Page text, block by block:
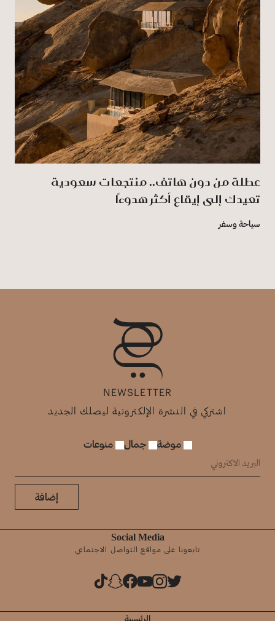
عطلة من دون هاتف.. منتجعات سعودية
تعيدك إلى إيقاع أكثر هدوءًا
سياحة وسفر
NEWSLETTER
اشتركي في النشرة الإلكترونية ليصلك الجديد
موضة جمال منوعات
إضافة
Social Media
تابعونا على مواقع التواصل الاجتماعي
الرئيسية